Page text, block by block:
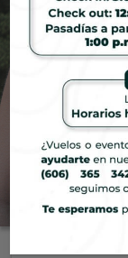
Ecoparque
San
Déjate
de